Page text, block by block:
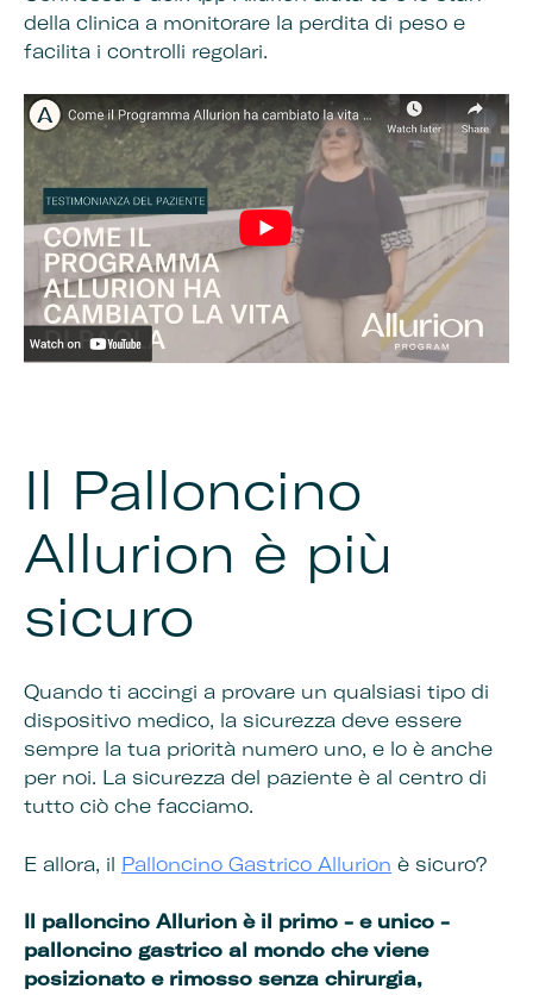
della clinica a monitorare la perdita di peso e
facilita i controlli regolari.
Il Palloncino
Allurion è più
sicuro
Quando ti accingi a provare un qualsiasi tipo di
dispositivo medico, la sicurezza deve essere
sempre la tua priorità numero uno, e lo è anche
per noi. La sicurezza del paziente è al centro di
tutto ciò che facciamo.
E allora, il Palloncino Gastrico Allurion è sicuro?
Il palloncino Allurion è il primo - e unico -
palloncino gastrico al mondo che viene
posizionato e rimosso senza chirurgia,